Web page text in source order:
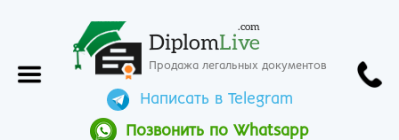
DiplomLive
.com
Продажа легальных документов
Написать в Telegram
Позвонить по Whatsapp